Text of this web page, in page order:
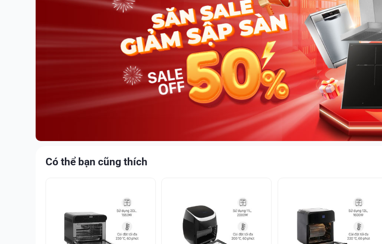
Có thể bạn cũng thích